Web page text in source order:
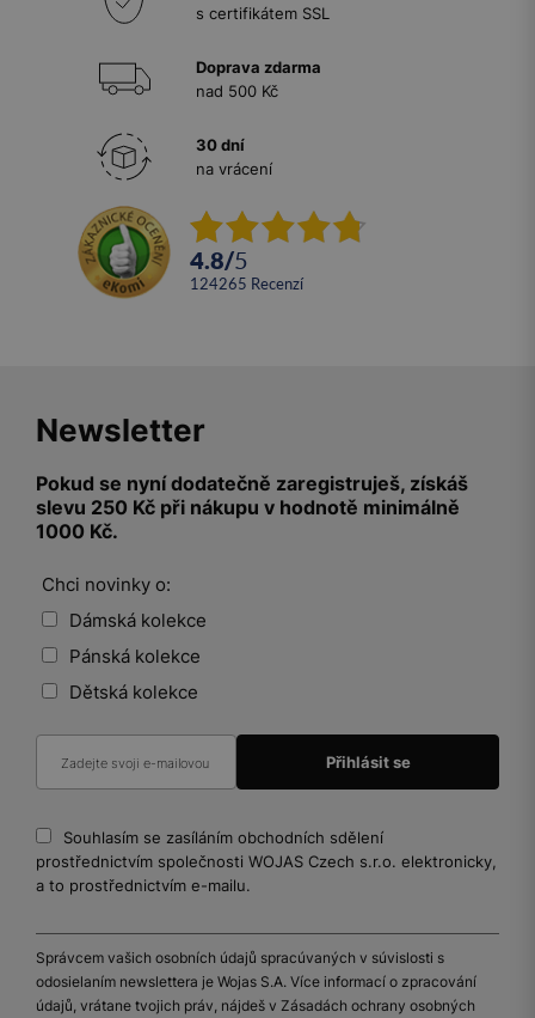
s certifikátem SSL
Doprava zdarma
nad 500 Kč
30 dní
na vrácení
4.8/5
124265 recenzí
Newsletter
Pokud se nyní dodatečně zaregistruješ, získáš
slevu 250 Kč při nákupu v hodnotě minimálně
1000 Kč.
Chci novinky o:
Dámská kolekce
Pánská kolekce
Dětská kolekce
Souhlasím se zasíláním obchodních sdělení
prostřednictvím společnosti WOJAS Czech s.r.o. elektronicky,
a to prostřednictvím e-mailu.
Správcem vašich osobních údajů spracúvaných v súvislosti s
odosielaním newslettera je Wojas S.A. Více informací o zpracování
údajů, vrátane tvojich práv, nájdeš v Zásadách ochrany osobných